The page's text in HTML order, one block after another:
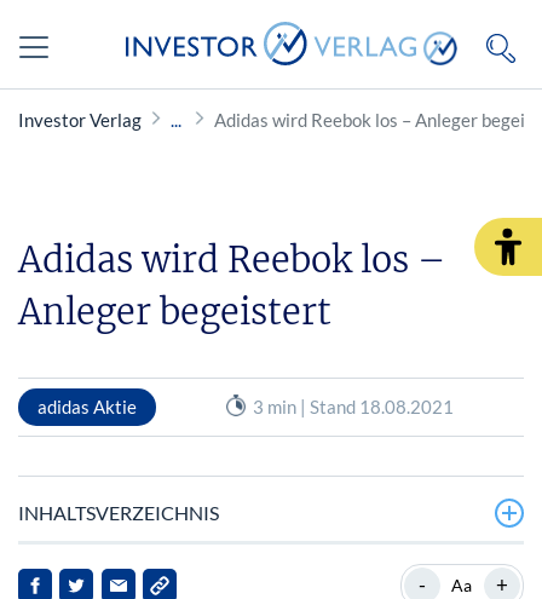
Investor Verlag Adidas wird Reebok los – Anleger
Adidas wird Reebok los –
Anleger begeistert
adidas Aktie 3 min | Stand 18.08.2021
INHALTSVERZEICHNIS
Adidas-Angriff auf Nike fehlgeschlagen
- Aa +